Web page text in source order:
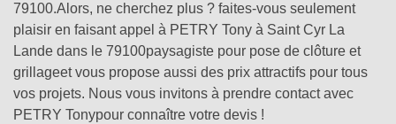
79100.Alors, ne cherchez plus ? faites-vous seulement
plaisir en faisant appel à PETRY Tony à Saint Cyr La
Lande dans le 79100paysagiste pour pose de clôture et
grillageet vous propose aussi des prix attractifs pour tous
vos projets. Nous vous invitons à prendre contact avec
PETRY Tonypour connaître votre devis !